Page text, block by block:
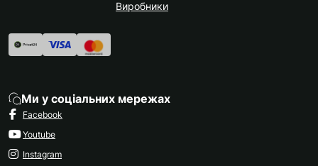
Виробники
Ми у соціальних мережах
Facebook
Youtube
Instagram